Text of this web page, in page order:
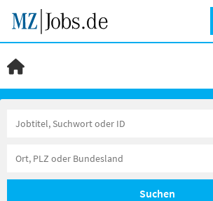
Suchen